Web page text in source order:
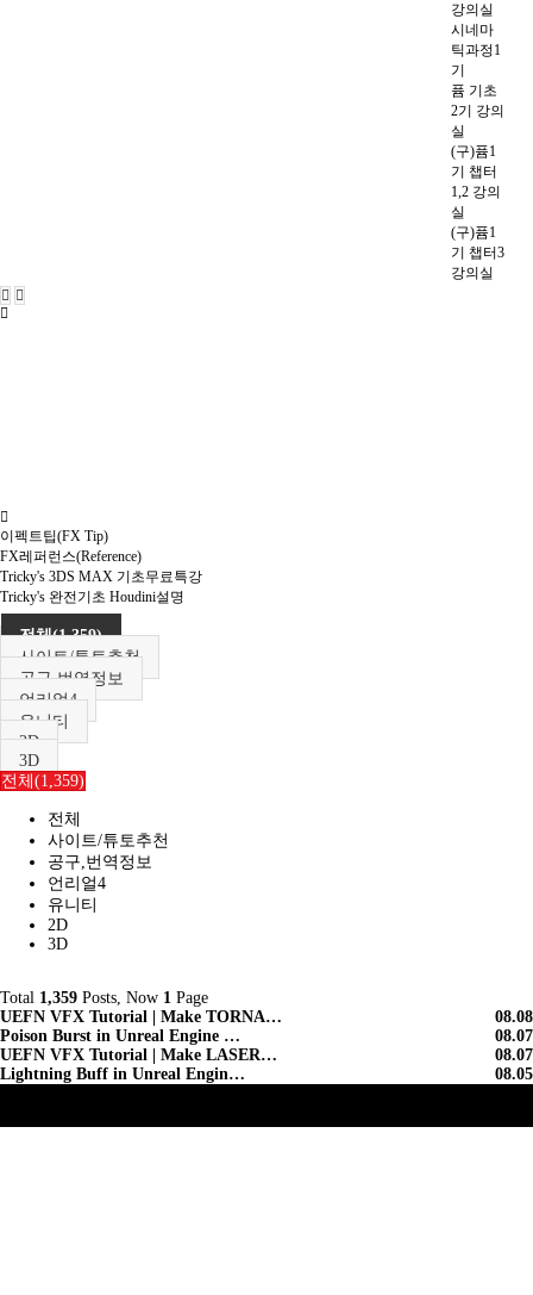
강의실
시네마
틱과정1
기
퓸 기초
2기 강의
실
(구)퓸1
기 챕터
1,2 강의
실
(구)퓸1
기 챕터3
강의실
이펙트팁(FX Tip)
FX레퍼런스(Reference)
Tricky's 3DS MAX 기초무료특강
Tricky's 완전기초 Houdini설명
전체(1,359)
사이트/튜토추천
공구,번역정보
언리얼4
유니티
2D
3D
전체(1,359)
전체
사이트/튜토추천
공구,번역정보
언리얼4
유니티
2D
3D
Total 1,359 Posts, Now 1 Page
08.08
UEFN VFX Tutorial | Make TORNA…
08.07
Poison Burst in Unreal Engine …
08.07
UEFN VFX Tutorial | Make LASER…
08.05
Lightning Buff in Unreal Engin…